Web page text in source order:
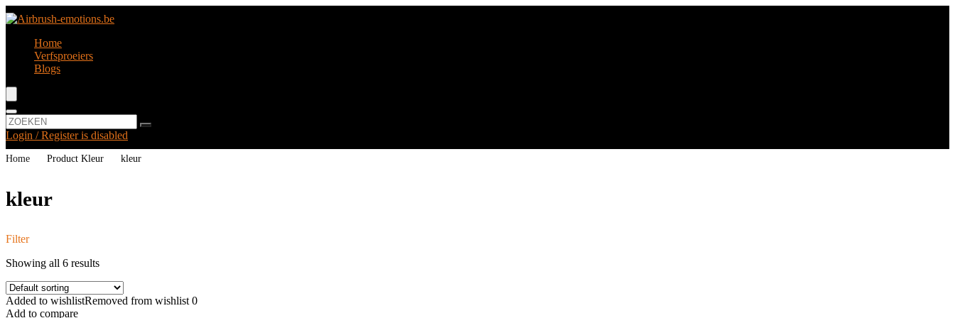
Home
Verfsproeiers
Blogs
Login / Register is disabled
Home Product Kleur ‎kleur
‎kleur
Filter
Showing all 6 results
Added to wishlistRemoved from wishlist 0
Add to compare